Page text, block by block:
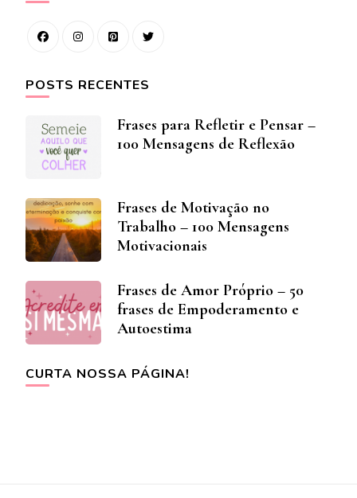
POSTS RECENTES
Frases para Refletir e Pensar –
100 Mensagens de Reflexão
Frases de Motivação no
Trabalho – 100 Mensagens
Motivacionais
Frases de Amor Próprio – 50
frases de Empoderamento e
Autoestima
CURTA NOSSA PÁGINA!